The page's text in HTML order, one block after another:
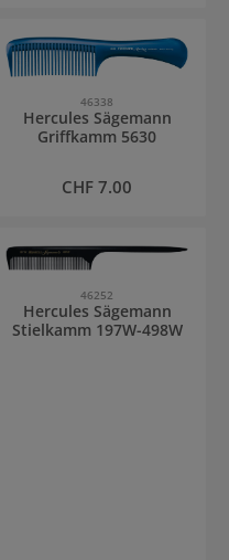
46338
Hercules Sägemann
Griffkamm 5630
Regulärer Preis:
CHF 7.00
46252
Hercules Sägemann
Stielkamm 197W-498W